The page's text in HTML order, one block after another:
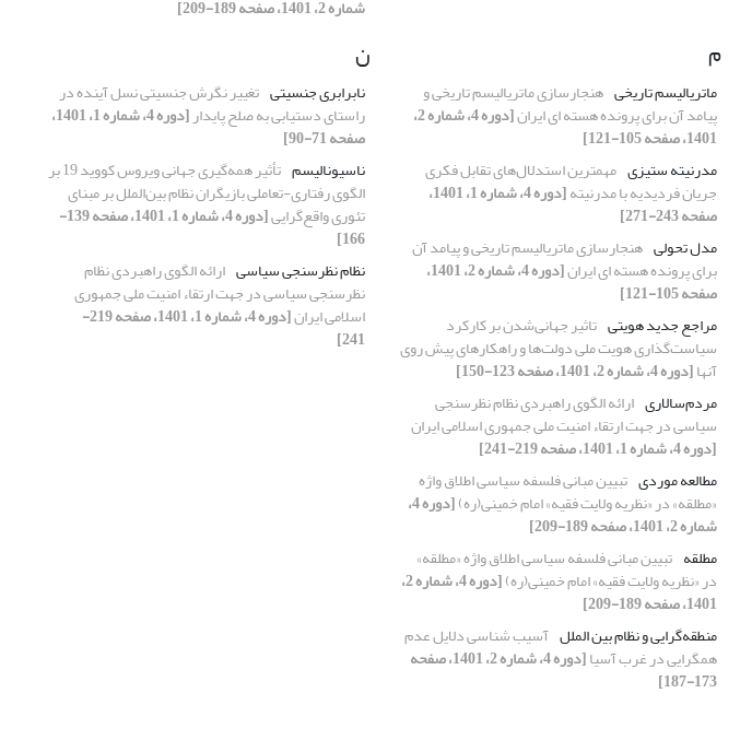
شماره 2، 1401، صفحه 189-209]
م
ماتریالیسم تاریخی هنجارسازی ماتریالیسم تاریخی و
پیامد آن برای پرونده هسته ای ایران [دوره 4، شماره 2،
1401، صفحه 105-121]
مدرنیته ستیزی مهمترین استدلال‌های تقابل فکری
جریان فردیدیه با مدرنیته [دوره 4، شماره 1، 1401،
صفحه 243-271]
مدل تحولی هنجارسازی ماتریالیسم تاریخی و پیامد آن
برای پرونده هسته ای ایران [دوره 4، شماره 2، 1401،
صفحه 105-121]
مراجع جدید هویتی تاثیر جهانی‌شدن بر کارکرد
سیاست‌گذاری‌ هویت ملی دولت‌ها و راهکارهای پیش روی
آنها[دوره 4، شماره 2، 1401، صفحه 123-150]
مردم‌سالاری ارائه الگوی راهبردی نظام نظرسنجی
سیاسی در جهت ارتقاء امنیت ملی جمهوری اسلامی ایران
[دوره 4، شماره 1، 1401، صفحه 219-241]
مطالعه موردی تبیین مبانی فلسفه سیاسی اطلاق واژه
«مطلقه» در «نظریه ولایت فقیه» امام خمینی(ره) [دوره 4،
شماره 2، 1401، صفحه 189-209]
مطلقه تبیین مبانی فلسفه سیاسی اطلاق واژه «مطلقه»
در «نظریه ولایت فقیه» امام خمینی(ره) [دوره 4، شماره 2،
1401، صفحه 189-209]
منطقه‌گرایی و نظام بین الملل آسیب شناسی دلایل عدم
همگرایی در غرب آسیا [دوره 4، شماره 2، 1401، صفحه
173-187]
ن
نابرابری جنسیتی تغییر نگرش جنسیتی نسل آینده در
راستای دستیابی به صلح پایدار [دوره 4، شماره 1، 1401،
صفحه 71-90]
ناسیونالیسم
تأثیر همه‌گیری جهانی ویروس کووید 19 بر
الگوی رفتاری-تعاملی بازیگران نظام بین‌الملل بر مبنای
تئوری واقع‌گرایی [دوره 4، شماره 1، 1401، صفحه 139-
166]
نظام نظرسنجی سیاسی ارائه الگوی راهبردی نظام
نظرسنجی سیاسی در جهت ارتقاء امنیت ملی جمهوری
اسلامی ایران [دوره 4، شماره 1، 1401، صفحه 219-
241]